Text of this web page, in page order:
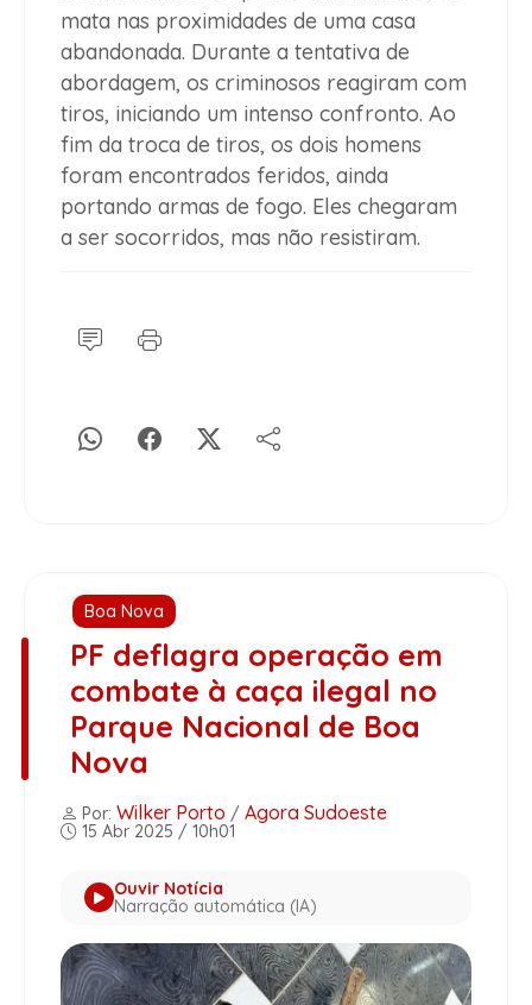
mata nas proximidades de uma casa
abandonada. Durante a tentativa de
abordagem, os criminosos reagiram com
tiros, iniciando um intenso confronto. Ao
fim da troca de tiros, os dois homens
foram encontrados feridos, ainda
portando armas de fogo. Eles chegaram
a ser socorridos, mas não resistiram.
Boa Nova
PF deflagra operação em
combate à caça ilegal no
Parque Nacional de Boa
Nova
Por: Wilker Porto / Agora Sudoeste
15 Abr 2025 / 10h01
Ouvir Notícia
Narração automática (IA)